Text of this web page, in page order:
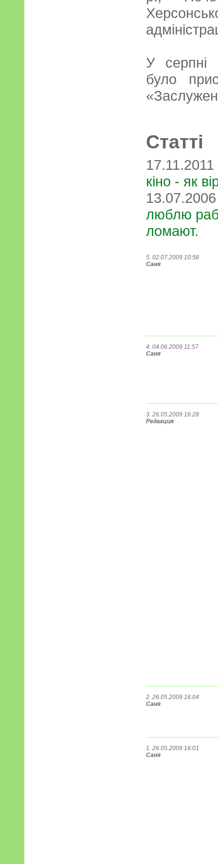
У серпні
було
Статті
17.11.2011
кіно - як
люблю
ломают.
5. 02.07.2009 10:58
Саня
4. 04.06.2009 11:57
Саня
3. 26.05.2009 16:28
Редакция
2. 26.05.2009 16:04
Саня
1. 26.05.2009 16:01
Саня